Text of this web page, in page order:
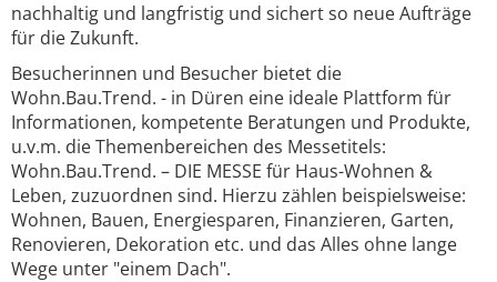
nachhaltig und langfristig und sichert so neue Aufträge
für die Zukunft.
Besucherinnen und Besucher bietet die
Wohn.Bau.Trend. - in Düren eine ideale Plattform für
Informationen, kompetente Beratungen und Produkte,
u.v.m. die Themenbereichen des Messetitels:
Wohn.Bau.Trend. – DIE MESSE für Haus-Wohnen &
Leben, zuzuordnen sind. Hierzu zählen beispielsweise:
Wohnen, Bauen, Energiesparen, Finanzieren, Garten,
Renovieren, Dekoration etc. und das Alles ohne lange
Wege unter "einem Dach".